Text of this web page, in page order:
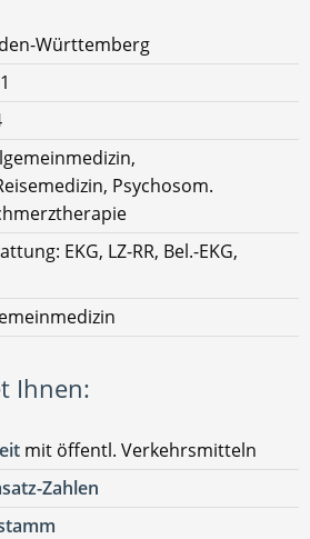
Württemberg
Psychosom.
EKG, LZ-RR, Bel.-EKG,
Ihnen:
mit öffentl. Verkehrsmitteln
Zahlen